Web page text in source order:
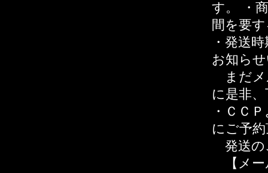
す。 ・
間を要
・発送
お知ら
まだメ
に是非
・ＣＣ
にご予
発送の
【メー